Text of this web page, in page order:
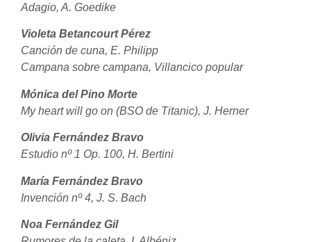
Adagio, A. Goedike
Violeta Betancourt Pérez
Canción de cuna, E. Philipp
Campana sobre campana, Villancico popular
Mónica del Pino Morte
My heart will go on (BSO de Titanic), J. Herner
Olivia Fernández Bravo
Estudio nº 1 Op. 100, H. Bertini
María Fernández Bravo
Invención nº 4, J. S. Bach
Noa Fernández Gil